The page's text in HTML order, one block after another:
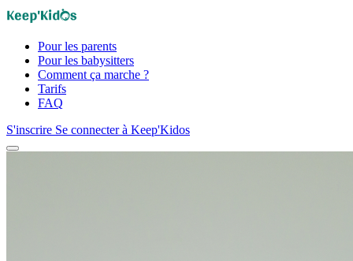
Pour les parents
Pour les babysitters
Comment ça marche ?
Tarifs
FAQ
S'inscrire Se connecter à Keep'Kidos